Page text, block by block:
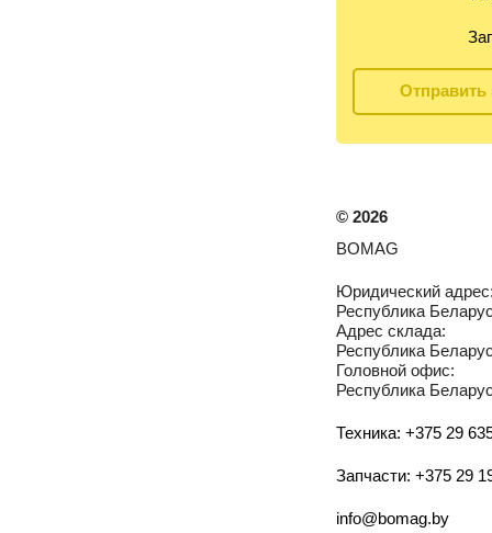
Отправить
© 2026
BOMAG
Юридический
Республика
Адрес склада:
Республика
Головной офис:
Республика
Техника: +375 29
Запчасти: +375 29
info@bomag.by